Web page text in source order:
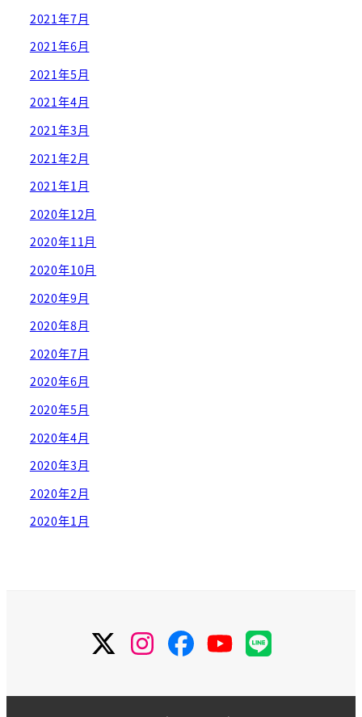
2021年7月
2021年6月
2021年5月
2021年4月
2021年3月
2021年2月
2021年1月
2020年12月
2020年11月
2020年10月
2020年9月
2020年8月
2020年7月
2020年6月
2020年5月
2020年4月
2020年3月
2020年2月
2020年1月
Twitter InstagramFacebookYouTubeLINE